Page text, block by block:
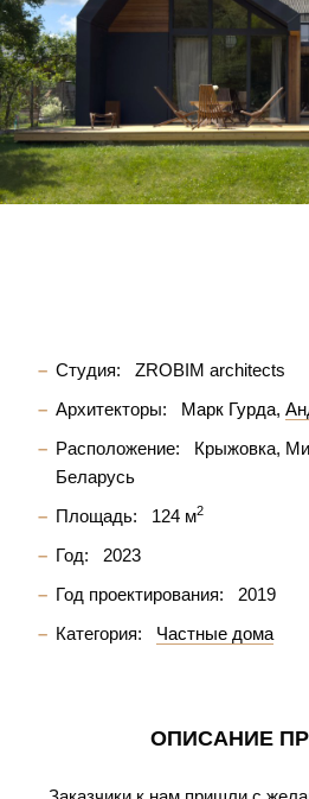
Студия:
ZROBIM architects
Архитекторы:
Марк Гурда
Расположение:
Крыжовка,
Беларусь
Площадь:
124 м2
Год:
2023
Год проектирования:
2019
Категория:
Частные дома
ОПИСАНИЕ